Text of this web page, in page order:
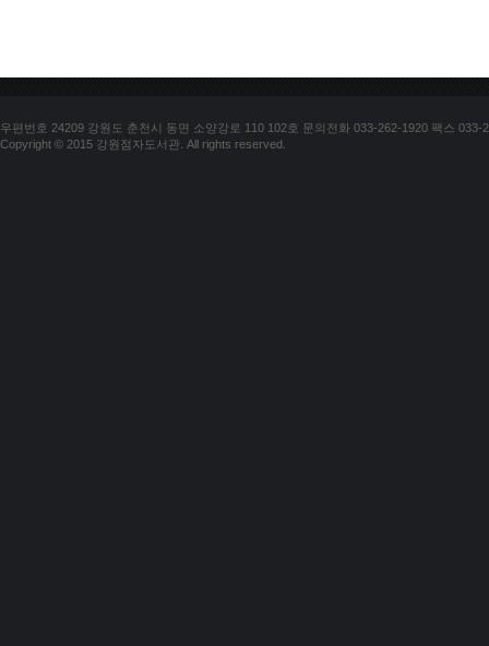
우편번호 24209 강원도 춘천시 동면 소양강로 110 102호 문의전화 033-262-1920 팩스 033-
Copyright © 2015 강원점자도서관. All rights reserved.